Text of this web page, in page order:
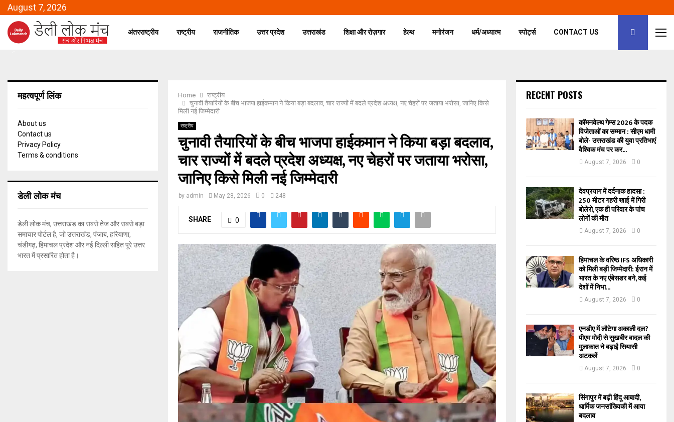
August 7, 2026
अंतरराष्ट्रीय राष्ट्रीय राजनीतिक उत्तर प्रदेश उत्तराखंड शिक्षा और रोज़गार हेल्थ मनोरंजन धर्म/अध्यात्म स्पोर्ट्स CONTACT US
Home
राष्ट्रीय
चुनावी तैयारियों के बीच भाजपा हाईकमान ने किया बड़ा बदलाव, चार राज्यों में बदले प्रदेश अध्यक्ष, नए चेहरों पर जताया भरोसा, जानिए किसे
मिली नई जिम्मेदारी
राष्ट्रीय
चुनावी तैयारियों के बीच भाजपा हाईकमान ने किया बड़ा बदलाव,
चार राज्यों में बदले प्रदेश अध्यक्ष, नए चेहरों पर जताया भरोसा,
जानिए किसे मिली नई जिम्मेदारी
by admin May 28, 2026 0 248
SHARE 0
महत्वपूर्ण लिंक
About us
Contact us
Privacy Policy
Terms & conditions
डेली लोक मंच
डेली लोक मंच, उत्तराखंड का सबसे तेज और सबसे बड़ा
समाचार पोर्टल है, जो उत्तराखंड, पंजाब, हरियाणा,
चंडीगढ़, हिमाचल प्रदेश और नई दिल्ली सहित पूरे उत्तर
भारत में प्रसारित होता है।
RECENT POSTS
कॉमनवेल्थ गेम्स 2026 के पदक
विजेताओं का सम्मान‌ : सीएम धामी
बोले- उत्तराखंड की युवा प्रतिभाएं
वैश्विक मंच पर कर...
August 7, 2026 0
देवप्रयाग में दर्दनाक हादसा :
250 मीटर गहरी खाई में गिरी
बोलेरो, एक ही परिवार के पांच
लोगों की मौत
August 7, 2026 0
हिमाचल के वरिष्ठ IFS अधिकारी
को मिली बड़ी जिम्मेदारी: ईरान में
भारत के नए एंबेसडर बने, कई
देशों में निभा...
August 7, 2026 0
एनडीए में लौटेगा अकाली दल?
पीएम मोदी से सुखबीर बादल की
मुलाकात ने बढ़ाईं सियासी
अटकलें
August 7, 2026 0
सिंगापुर में बढ़ी हिंदू आबादी,
धार्मिक जनसांख्यिकी में आया
बदलाव